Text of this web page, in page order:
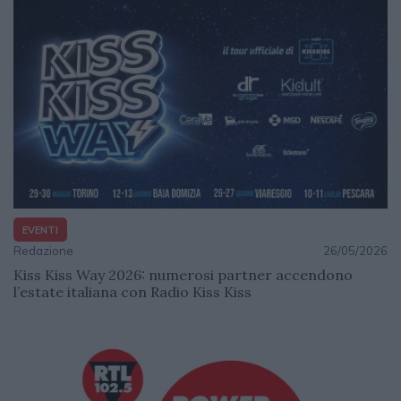
EVENTI
Redazione 26/05/2026
Kiss Kiss Way 2026: numerosi partner accendono
l’estate italiana con Radio Kiss Kiss